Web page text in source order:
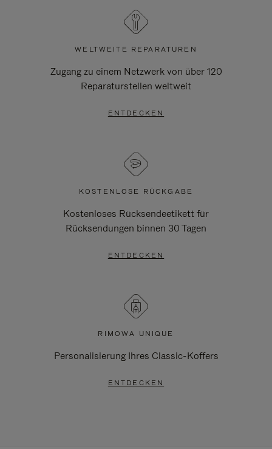
WELTWEITE REPARATUREN
Zugang zu einem Netzwerk von über 120
Reparaturstellen weltweit
ENTDECKEN
KOSTENLOSE RÜCKGABE
Kostenloses Rücksendeetikett für
Rücksendungen binnen 30 Tagen
ENTDECKEN
RIMOWA UNIQUE
Personalisierung Ihres Classic-Koffers
ENTDECKEN